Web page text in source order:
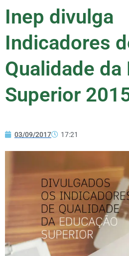
Inep divulga
Indicadores
Qualidade da
Superior
03/09/2017 17:21